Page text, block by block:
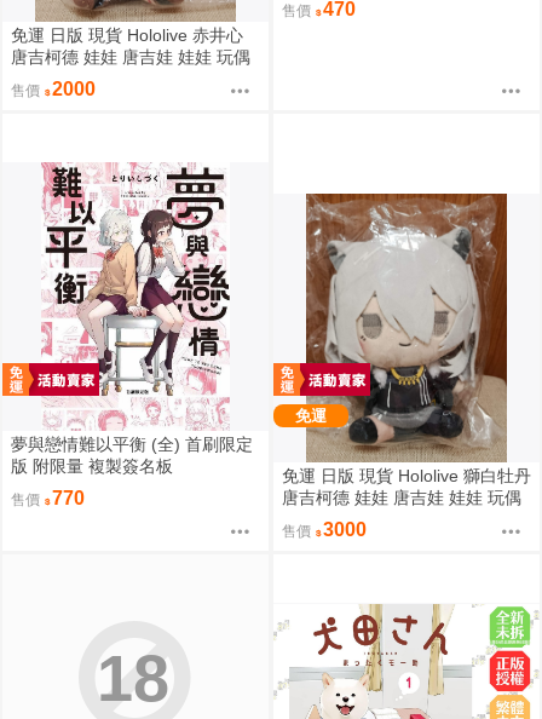
免運 日版 現貨 Hololive 赤井心
唐吉柯德 娃娃 唐吉娃 娃娃 玩偶
ドン・キホーテ もちどる 赤井は
あと
售價 2000
售價 470
夢與戀情難以平衡 (全) 首刷限定
版 附限量 複製簽名板
售價 770
免運
免運 日版 現貨 Hololive 獅白牡丹
唐吉柯德 娃娃 唐吉娃 娃娃 玩偶
ドン・キホーテ もちどる 獅白ぼ
たん
售價 3000
18